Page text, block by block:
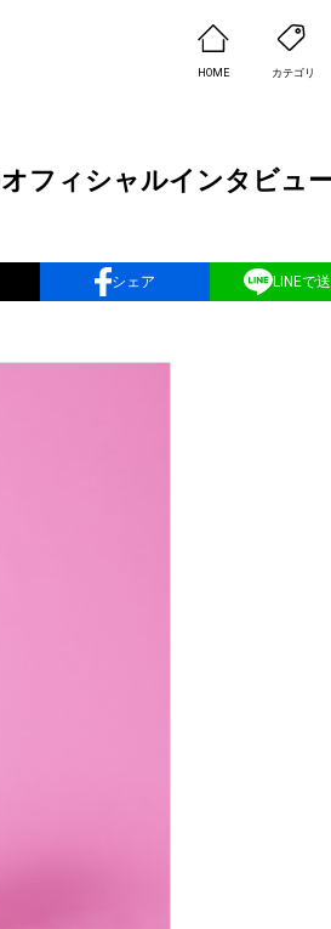
HOME カテゴリ
フィシャルインタビュ
シェア LINEで